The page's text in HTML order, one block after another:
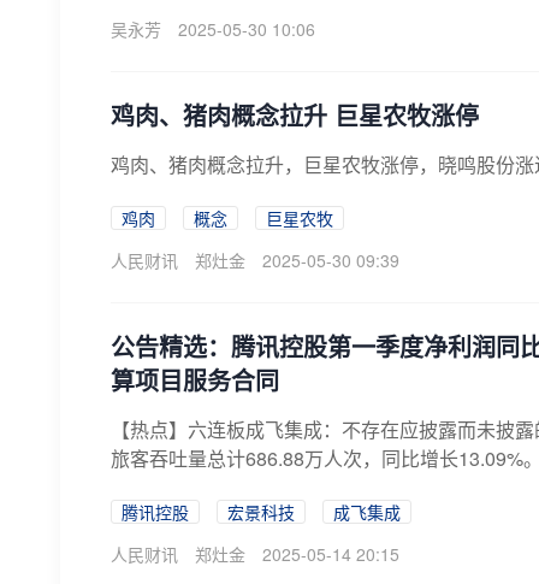
吴永芳
2025-05-30 10:06
鸡肉、猪肉概念拉升 巨星农牧涨停
鸡肉、猪肉概念拉升，巨星农牧涨停，晓鸣股份
鸡肉 概念
巨星农牧
人民财讯
郑灶金 2025-05-30 09:39
公告精选：腾讯控股第一季度净利润同
算项目服务合同
【热点】六连板成飞集成：不存在应披露而未披
旅客吞吐量总计686.88万人次，同比增长13.09%
腾讯控股 宏景科技
成飞集成
人民财讯
郑灶金 2025-05-14 20:15